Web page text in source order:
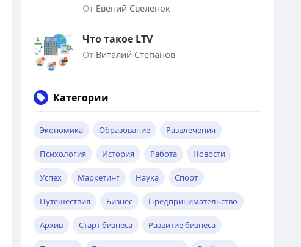
От Евений Свеленок
Что такое LTV
От Виталий Степанов
Категории
Экономика Образование Развлечения
Психология История Работа Новости
Успех Маркетинг Наука Спорт
Путешествия Бизнес Предпринимательство
Архив Старт бизнеса Развитие бизнеса